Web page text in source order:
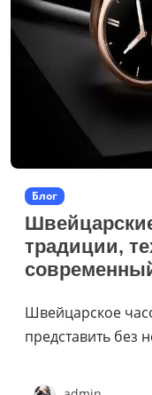
Блог
традиции,
Швейцарское
представить без